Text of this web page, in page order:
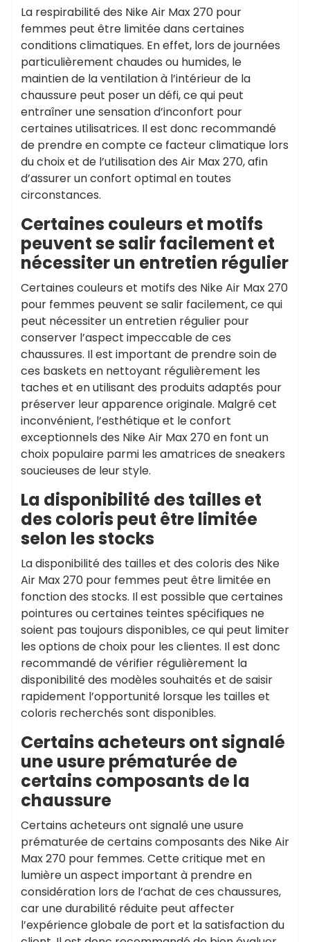
La respirabilité des Nike Air Max 270 pour
femmes peut être limitée dans certaines
conditions climatiques. En effet, lors de journées
particulièrement chaudes ou humides, le
maintien de la ventilation à l’intérieur de la
chaussure peut poser un défi, ce qui peut
entraîner une sensation d’inconfort pour
certaines utilisatrices. Il est donc recommandé
de prendre en compte ce facteur climatique lors
du choix et de l’utilisation des Air Max 270, afin
d’assurer un confort optimal en toutes
circonstances.
Certaines couleurs et motifs
peuvent se salir facilement et
nécessiter un entretien régulier
Certaines couleurs et motifs des Nike Air Max 270
pour femmes peuvent se salir facilement, ce qui
peut nécessiter un entretien régulier pour
conserver l’aspect impeccable de ces
chaussures. Il est important de prendre soin de
ces baskets en nettoyant régulièrement les
taches et en utilisant des produits adaptés pour
préserver leur apparence originale. Malgré cet
inconvénient, l’esthétique et le confort
exceptionnels des Nike Air Max 270 en font un
choix populaire parmi les amatrices de sneakers
soucieuses de leur style.
La disponibilité des tailles et
des coloris peut être limitée
selon les stocks
La disponibilité des tailles et des coloris des Nike
Air Max 270 pour femmes peut être limitée en
fonction des stocks. Il est possible que certaines
pointures ou certaines teintes spécifiques ne
soient pas toujours disponibles, ce qui peut limiter
les options de choix pour les clientes. Il est donc
recommandé de vérifier régulièrement la
disponibilité des modèles souhaités et de saisir
rapidement l’opportunité lorsque les tailles et
coloris recherchés sont disponibles.
Certains acheteurs ont signalé
une usure prématurée de
certains composants de la
chaussure
Certains acheteurs ont signalé une usure
prématurée de certains composants des Nike Air
Max 270 pour femmes. Cette critique met en
lumière un aspect important à prendre en
considération lors de l’achat de ces chaussures,
car une durabilité réduite peut affecter
l’expérience globale de port et la satisfaction du